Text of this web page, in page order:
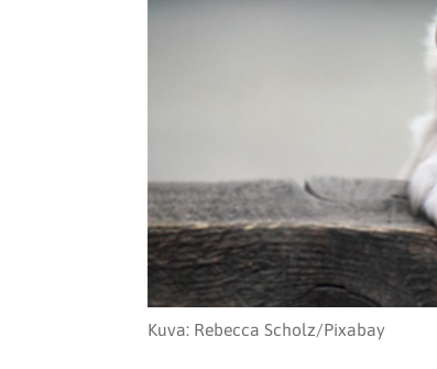
Kuva: Rebecca Scholz/Pixabay